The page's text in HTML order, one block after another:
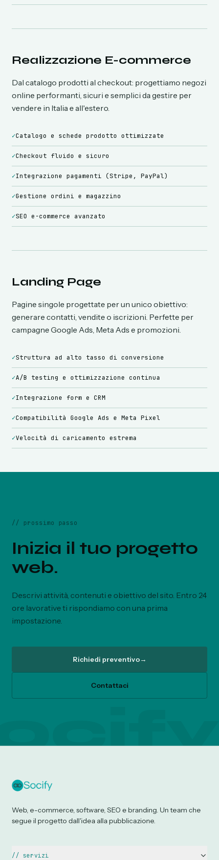
Realizzazione E-commerce
Dal catalogo prodotti al checkout: progettiamo negozi
online performanti, sicuri e semplici da gestire per
vendere in Italia e all'estero.
✓Catalogo e schede prodotto ottimizzate
✓Checkout fluido e sicuro
✓Integrazione pagamenti (Stripe, PayPal)
✓Gestione ordini e magazzino
✓SEO e-commerce avanzato
Landing Page
Pagine singole progettate per un unico obiettivo:
generare contatti, vendite o iscrizioni. Perfette per
campagne Google Ads, Meta Ads e promozioni.
✓Struttura ad alto tasso di conversione
✓A/B testing e ottimizzazione continua
✓Integrazione form e CRM
✓Compatibilità Google Ads e Meta Pixel
✓Velocità di caricamento estrema
// prossimo passo
Inizia il tuo progetto
web.
Descrivi attività, contenuti e obiettivo del sito. Entro 24
ore lavorative ti rispondiamo con una prima
impostazione.
Richiedi preventivo→
Contattaci
Web, e-commerce, software, SEO e branding. Un team che
segue il progetto dall'idea alla pubblicazione.
// servizi